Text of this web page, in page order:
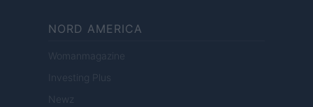
NORD AMERICA
Womanmagazine
Investing Plus
Newz